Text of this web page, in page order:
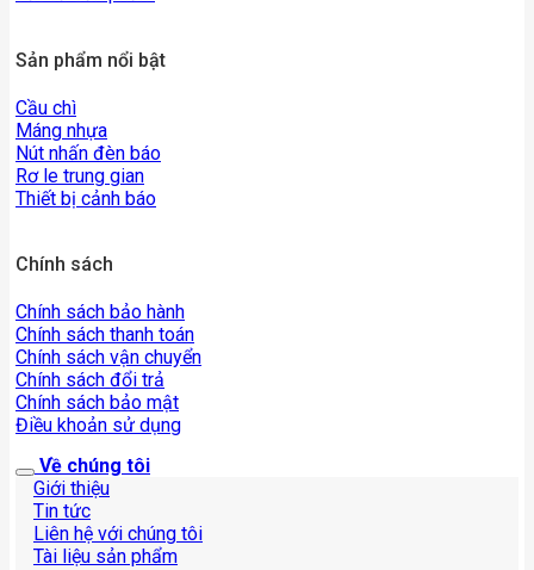
Sản phẩm nổi bật
Cầu chì
Máng nhựa
Nút nhấn đèn báo
Rơ le trung gian
Thiết bị cảnh báo
Chính sách
Chính sách bảo hành
Chính sách thanh toán
Chính sách vận chuyển
Chính sách đổi trả
Chính sách bảo mật
Điều khoản sử dụng
Về chúng tôi
Giới thiệu
Tin tức
Liên hệ với chúng tôi
Tài liệu sản phẩm